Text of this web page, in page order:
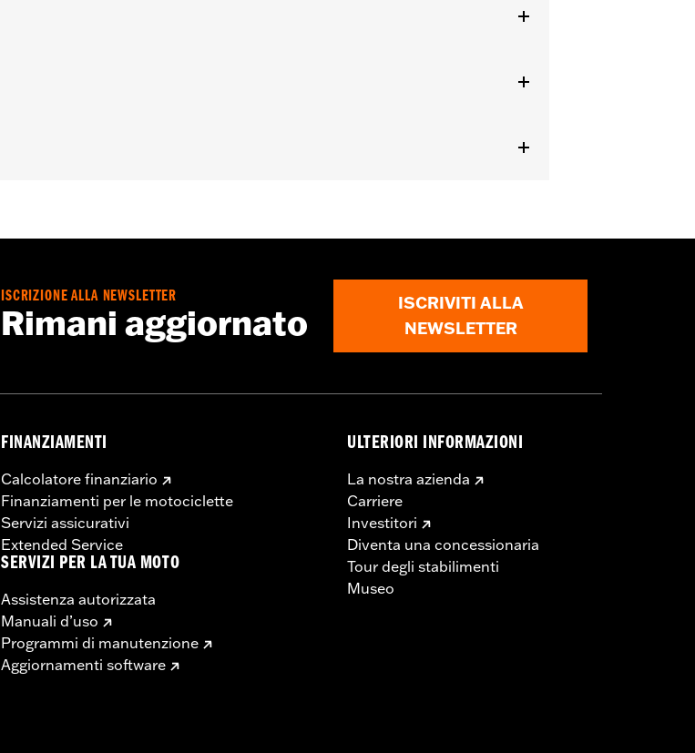
ISCRIZIONE ALLA NEWSLETTER
Rimani aggiornato
ISCRIVITI ALLA
NEWSLETTER
FINANZIAMENTI
Calcolatore finanziario
Finanziamenti per le motociclette
Servizi assicurativi
Extended Service
SERVIZI PER LA TUA MOTO
Assistenza autorizzata
Manuali d’uso
Programmi di manutenzione
Aggiornamenti software
ULTERIORI INFORMAZIONI
La nostra azienda
Carriere
Investitori
Diventa una concessionaria
Tour degli stabilimenti
Museo